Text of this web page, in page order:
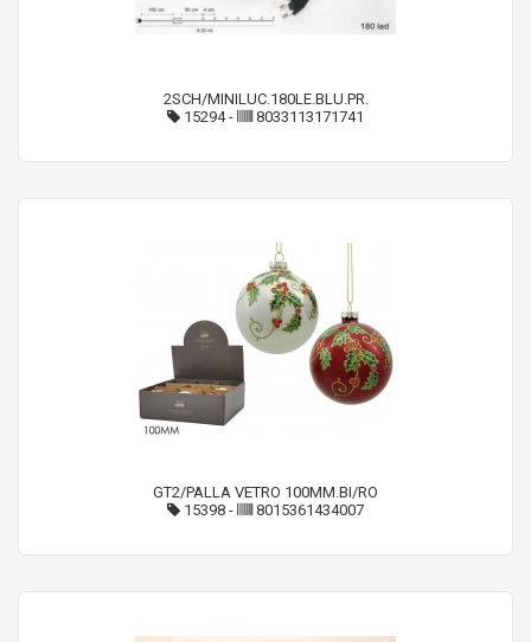
2SCH/MINILUC.180LE.BLU.PR.
15294- 8033113171741
GT2/PALLA VETRO 100MM.BI/RO
15398 - 8015361434007